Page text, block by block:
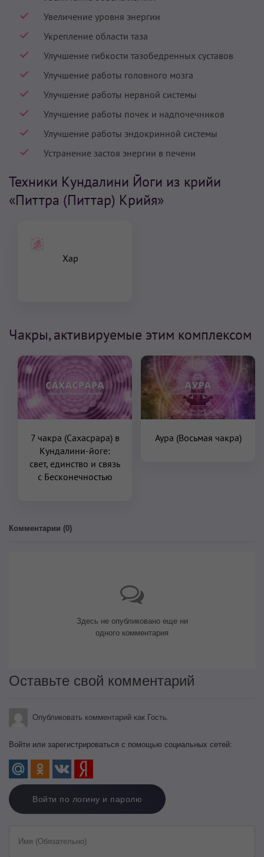
Увеличение уровня энергии
Укрепление области таза
Улучшение гибкости тазобедренных суставов
Улучшение работы головного мозга
Улучшение работы нервной системы
Улучшение работы почек и надпочечников
Улучшение работы эндокринной системы
Устранение застоя энергии в печени
Техники Кундалини Йоги из крийи
«Питтра (Питтар) Крийя»
Хар
Чакры, активируемые этим комплексом
7 чакра (Сахасрара) в
Кундалини-йоге:
свет, единство и связь
с Бесконечностью
Аура (Восьмая чакра)
Комментарии (0)
Здесь не опубликовано еще ни
одного комментария
Оставьте свой комментарий
Опубликовать комментарий как Гость.
Войти или зарегистрироваться с помощью социальных сетей:
Войти по логину и паролю
Имя (Обязательно)